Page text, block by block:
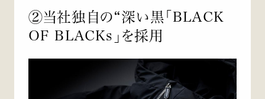
②当社独自の“深い黒「BLACK
OF BLACKs」を採用